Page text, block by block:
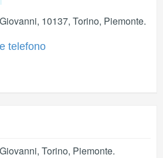
10137, Torino, Piemonte.
telefono
, Torino, Piemonte.